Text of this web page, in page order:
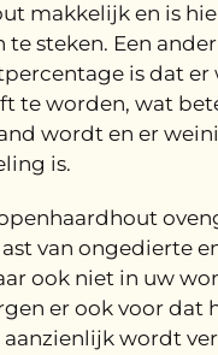
makkelijk en is
te steken. Een
is dat er
te worden, wat
wordt en er
is.
van ongedierte
ook niet in uw
er ook voor dat
wordt